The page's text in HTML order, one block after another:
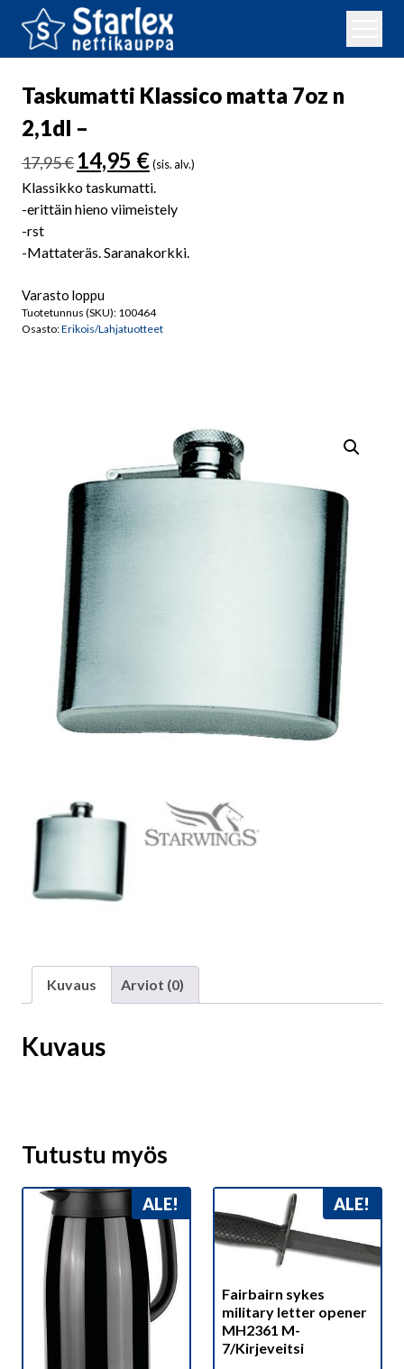
Taskumatti Klassico matta 7oz n
2,1dl –
17,95€ Alkuperäinen
hinta
oli:
17,95 €.
14,95 €Nykyinen
hinta
on:
14,95 €.
(sis. alv.)
Klassikko taskumatti.
-erittäin hieno viimeistely
-rst
-Mattateräs. Saranakorkki.
Varasto loppu
Tuotetunnus (SKU): 100464
Osasto:Erikois/Lahjatuotteet
Kuvaus Arviot (0)
Kuvaus
Tutustu myös
ALE! ALE!
Fairbairn sykes
military letter opener
MH2361 M-
7/Kirjeveitsi